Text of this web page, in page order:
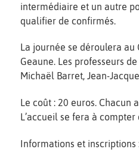
intermédiaire et un autre
qualifier de confirmés.
La journée se déroulera au
Geaune. Les professeurs
Michaël Barret, Jean-
Le coût : 20 euros. Chacun
L’accueil se fera à compter
Informations et inscriptions